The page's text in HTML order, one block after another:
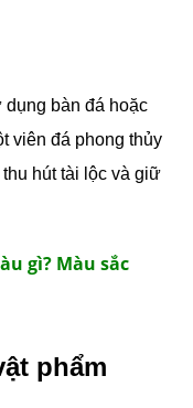
dụng bàn đá hoặc
viên đá phong thủy
hút tài lộc và giữ
gì? Màu sắc
phẩm